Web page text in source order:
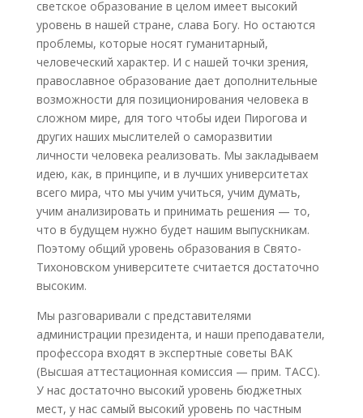
светское образование в целом имеет высокий
уровень в нашей стране, слава Богу. Но остаются
проблемы, которые носят гуманитарный,
человеческий характер. И с нашей точки зрения,
православное образование дает дополнительные
возможности для позиционирования человека в
сложном мире, для того чтобы идеи Пирогова и
других наших мыслителей о саморазвитии
личности человека реализовать. Мы закладываем
идею, как, в принципе, и в лучших университетах
всего мира, что мы учим учиться, учим думать,
учим анализировать и принимать решения — то,
что в будущем нужно будет нашим выпускникам.
Поэтому общий уровень образования в Свято-
Тихоновском университете считается достаточно
высоким.
Мы разговаривали с представителями
администрации президента, и наши преподаватели,
профессора входят в экспертные советы ВАК
(Высшая аттестационная комиссия — прим. ТАСС).
У нас достаточно высокий уровень бюджетных
мест, у нас самый высокий уровень по частным